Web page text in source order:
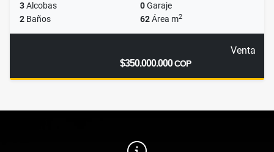
3Alcobas 0Garaje
2 Baños 62Área m2
Venta
$350.000.000COP